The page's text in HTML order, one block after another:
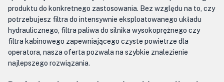
produktu do konkretnego zastosowania. Bez względu na to, czy
potrzebujesz filtra do intensywnie eksploatowanego układu
hydraulicznego, filtra paliwa do silnika wysokoprężnego czy
filtra kabinowego zapewniającego czyste powietrze dla
operatora, nasza oferta pozwala na szybkie znalezienie
najlepszego rozwiązania.